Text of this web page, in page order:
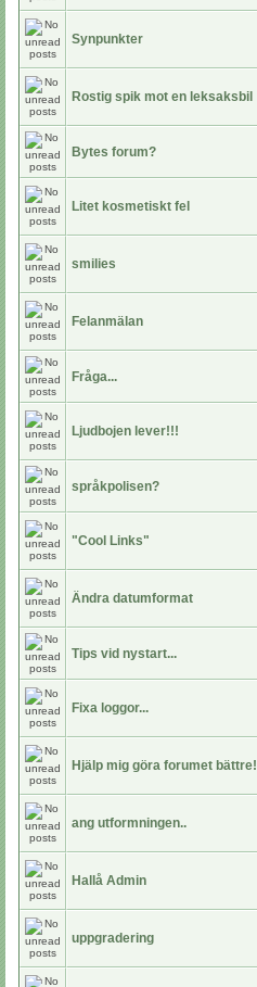
Synpunkter
Rostig spik mot en leksaksbil
Bytes forum?
Litet kosmetiskt fel
smilies
Felanmälan
Fråga...
Ljudbojen lever!!!
språkpolisen?
"Cool Links"
Ändra datumformat
Tips vid nystart...
Fixa loggor...
Hjälp mig göra forumet bättre!
ang utformningen..
Hallå Admin
uppgradering